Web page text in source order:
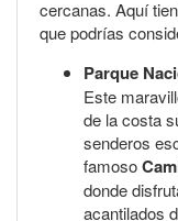
cercanas. Aquí
que podrías
Parque
Este
de la costa
senderos
famoso
donde
acantilados